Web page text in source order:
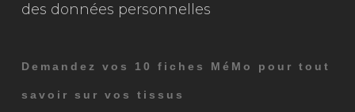
des données personnelles
Demandez vos 10 fiches MéMo pour tout
savoir sur vos tissus